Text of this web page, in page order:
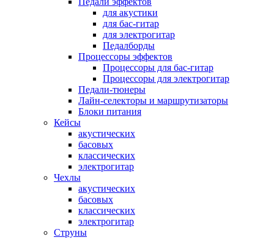
для акустики
для бас-гитар
для электрогитар
Педалборды
Процессоры эффектов
Процессоры для бас-гитар
Процессоры для электрогитар
Педали-тюнеры
Лайн-селекторы и маршрутизаторы
Блоки питания
Кейсы
акустических
басовых
классических
электрогитар
Чехлы
акустических
басовых
классических
электрогитар
Струны